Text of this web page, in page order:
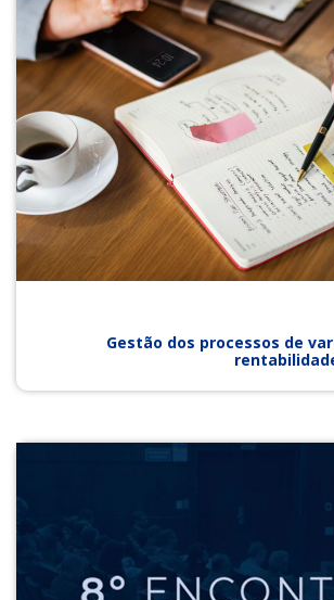
Gestão dos processos de